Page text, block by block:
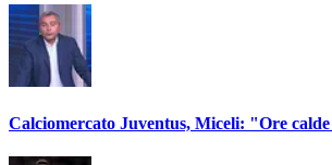
Calciomercato Juventus, Miceli: "Ore